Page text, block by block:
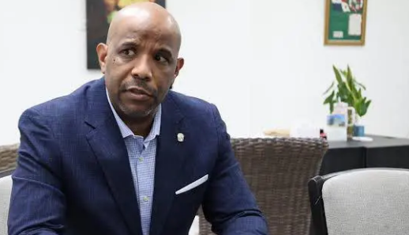
Video, Japón: Terremoto
deja heridos y graves
daños en Kumamoto